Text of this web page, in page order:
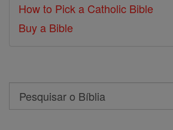
How to Pick a Catholic Bible
Buy a Bible
Search
Pesquisar